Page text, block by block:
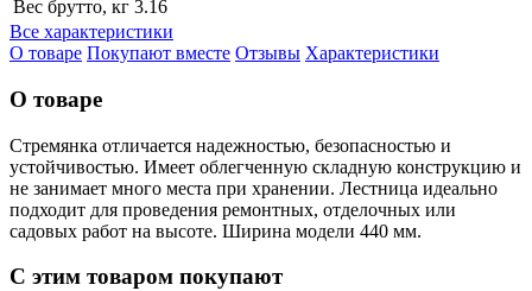
Вес брутто, кг 3.16
Все характеристики
О товаре Покупают вместе Отзывы Характеристики
О товаре
Стремянка отличается надежностью, безопасностью и
устойчивостью. Имеет облегченную складную конструкцию и
не занимает много места при хранении. Лестница идеально
подходит для проведения ремонтных, отделочных или
садовых работ на высоте. Ширина модели 440 мм.
С этим товаром покупают